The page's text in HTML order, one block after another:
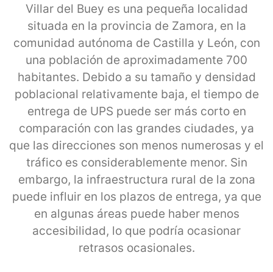
Villar del Buey es una pequeña localidad
situada en la provincia de Zamora, en la
comunidad autónoma de Castilla y León, con
una población de aproximadamente 700
habitantes. Debido a su tamaño y densidad
poblacional relativamente baja, el tiempo de
entrega de UPS puede ser más corto en
comparación con las grandes ciudades, ya
que las direcciones son menos numerosas y el
tráfico es considerablemente menor. Sin
embargo, la infraestructura rural de la zona
puede influir en los plazos de entrega, ya que
en algunas áreas puede haber menos
accesibilidad, lo que podría ocasionar
retrasos ocasionales.